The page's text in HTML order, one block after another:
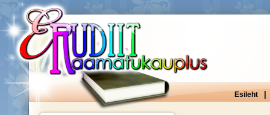
Esileht